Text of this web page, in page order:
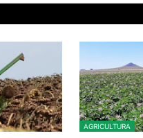
AGRICULTURA